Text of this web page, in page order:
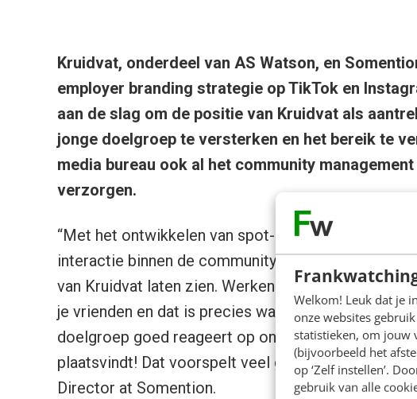
Welkom! Leuk dat je
onze websites
statistieken, om jouw
(bijvoorbeeld het
op ‘Zelf instellen’.
gebruik van alle
Kruidvat, onderdeel van AS Watson, en
employer branding strategie op TikTok en
aan de slag om de positie van Kruidvat als
jonge doelgroep te versterken en het bereik te
media bureau ook al het community
verzorgen.
“Met het ontwikkelen van spot-on content voor de
interactie binnen de community, willen we het
van Kruidvat laten zien. Werken bij Kruidvat draait
je vrienden en dat is precies wat je op onze
doelgroep goed reageert op onze eerste content
plaatsvindt! Dat voorspelt veel goeds.” vertelt
Director at Somention.